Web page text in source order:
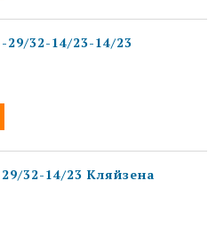
29/32-14/23-14/23
32-14/23 Кляйзена